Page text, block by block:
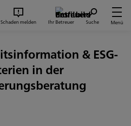
Schaden melden Ihr Betreuer Suche Menü
& ESG-
in der